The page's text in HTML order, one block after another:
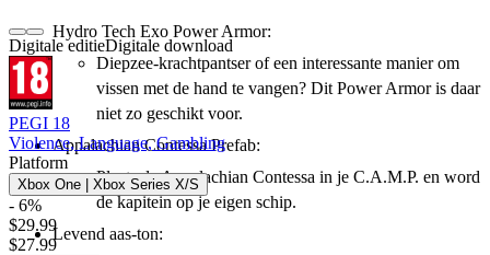
Hydro Tech Exo Power Armor:
Diepzee-krachtpantser of een interessante manier om
vissen met de hand te vangen? Dit Power Armor is daar
niet zo geschikt voor.
Appalachian Contessa Prefab:
Plaats de Appalachian Contessa in je C.A.M.P. en word
de kapitein op je eigen schip.
Levend aas-ton:
Digitale editieDigitale download
PEGI 18
Violence, Language, Gambling
Platform
Xbox One | Xbox Series X/S
- 6%
$29.99
$27.99